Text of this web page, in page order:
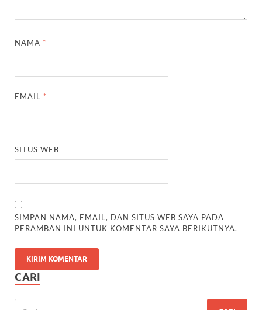
NAMA *
EMAIL *
SITUS WEB
SIMPAN NAMA, EMAIL, DAN SITUS WEB SAYA PADA
PERAMBAN INI UNTUK KOMENTAR SAYA BERIKUTNYA.
CARI